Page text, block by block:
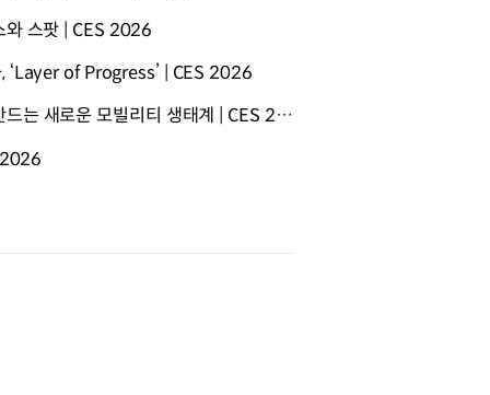
와 스팟 | CES 2026
‘Layer of Progress’ | CES 2026
현대위아 열관리 시스템과 로봇이 만드는 새로운 모빌리티 생태계 | CES 2026